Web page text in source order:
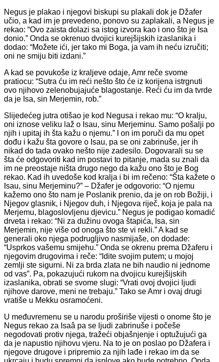
Negus je plakao i njegovi biskupi su plakali dok je Džafer
učio, a kad im je prevedeno, ponovo su zaplakali, a Negus je
rekao: “Ovo zais­ta dolazi sa istog izvora kao i ono što je Isa
donio.” Onda se okrenuo dvojici kurejšijskih izaslanika i
dodao: “Možete ići, jer tako mi Boga, ja vam ih neću izručiti;
oni ne smiju biti izdani.”
A kad se povukoše iz kraljeve odaje, Amr reče svome
pratiocu: “Su­tra ću im reći nešto što će iz korijena istrgnuti
ovo njihovo zelenobuja­juće blagostanje. Reći ću im da tvrde
da je Isa, sin Merjemin, rob.”
Slijedećeg jutra otišao je kod Negusa i rekao mu: “O kralju,
oni iznose veliku laž o Isau, sinu Merjeminu. Samo pošalji po
njih i upitaj ih šta kažu o njemu.” I on im poruči da mu opet
dođu i kažu šta govore o Isau, pa se oni zabrinuše, jer ih
nikad do tada ovako nešto nije zadesi­lo. Dogovarali su se
šta će odgovoriti kad im postavi to pitanje, mada su znali da
im ne preostaje ništa drugo nego da kažu ono što je Bog
rekao. Kad ih uvedoše kod kralja i bi im rečeno: “Šta kažete o
Isau, sinu Mer­jeminu?” – Džafer je odgovorio: “O njemu
kažemo ono što nam je Po­slanik prenio, da je on rob Božiji, i
Njegov glasnik, i Njegov duh, i Nje­gova riječ, koja je pala na
Merjemu, blagoslovljenu djevicu.” Negus je podigao komadić
drveta i rekao: “Ni za dužinu ovoga štapića, Isa, sin
Merjemin, nije više od onoga što ste vi rekli.” A kad se
generali oko nje­ga podrugljivo nasmijaše, on dodade:
“Usprkos vašemu smijehu.” Onda se okrenu prema Džaferu i
njegovim drugovima i reče: “Idite svojim pu­tem; u mojoj
zemlji ste sigurni. Ni za brda zlata ne bih naudio ni jedno­me
od vas”. Pa, pokazujući rukom na dvojicu kurejšijskih
izaslanika, obrati se svome slugi: “Vrati ovoj dvojici ljudi
njihove darove, meni ne trebaju.” Tako se Amr i ovaj drugi
vratiše u Mekku osramoćeni.
U međuvremenu se u narodu proširiše vijesti o onome što je
Negus rekao za Isaâ pa se ljudi zabrinuše i počeše
negodovati protiv njega, tra­žeći objašnjenje i optužujući ga
da je napustio njihovu vjeru. Na to je on poslao po Džafera i
njegove drugove i pripremio za njih lađe i rekao im da se